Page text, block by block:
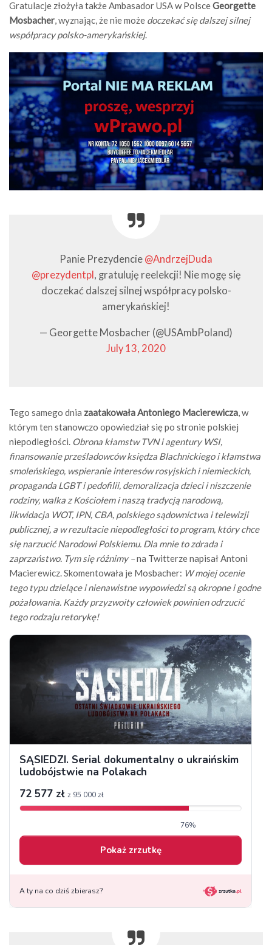
Gratulacje złożyła także Ambasador USA w PolsceGeorgette
Mosbacher, wyznając, że nie może doczekać się dalszej silnej
współpracy polsko-amerykańskiej.
Panie Prezydencie @AndrzejDuda
@prezydentpl , gratuluję reelekcji! Nie mogę się
doczekać dalszej silnej współpracy polsko-
amerykańskiej!
— Georgette Mosbacher (@USAmbPoland)
July 13, 2020
Tego samego dnia zaatakowała Antoniego Macierewicza, w
którym ten stanowczo opowiedział się po stronie polskiej
niepodległości. Obrona kłamstw TVN i agentury WSI,
finansowanie prześladowców księdza Blachnickiego i kłamstwa
smoleńskiego, wspieranie interesów rosyjskich i niemieckich,
propaganda LGBT i pedofilii, demoralizacja dzieci i niszczenie
rodziny, walka z Kościołem i naszą tradycją narodową,
likwidacja WOT, IPN, CBA, polskiego sądownictwa i telewizji
publicznej, a w rezultacie niepodległości to program, który chce
się narzucić Narodowi Polskiemu. Dla mnie to zdrada i
zaprzaństwo. Tym się różnimy –na Twitterze napisał Antoni
Macierewicz. Skomentowała je Mosbacher: W mojej ocenie
tego typu dzielące i nienawistne wypowiedzi są okropne i godne
pożałowania. Każdy przyzwoity człowiek powinien odrzucić
tego rodzaju retorykę!